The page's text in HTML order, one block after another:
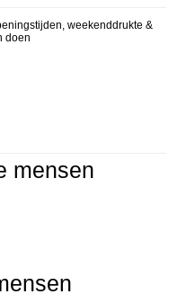
weekenddrukte &
doen
mensen